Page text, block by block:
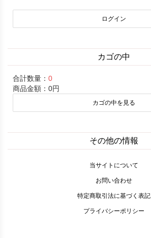
カゴの中
合計数量： 0
商品金額： 0円
カゴの中を見る
その他の情報
当サイトについて
お問い合わせ
特定商取引法に基づく表記
プライバシーポリシー